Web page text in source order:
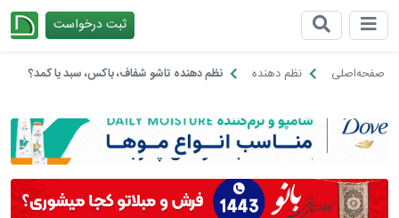
ثبت درخواست
صفحه‌اصلی نظم دهنده نظم دهنده تاشو شفاف، باکس، سبد یا کمد؟